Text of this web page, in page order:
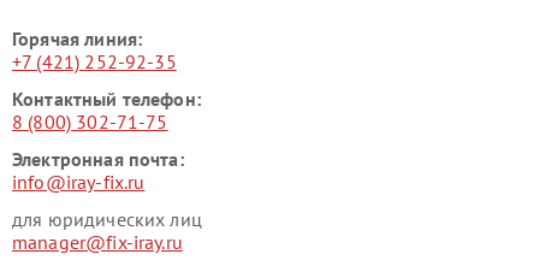
Горячая линия:
+7 (421) 252-92-35
Контактный телефон:
8 (800) 302-71-75
Электронная почта:
info@iray-fix.ru
для юридических лиц
manager@fix-iray.ru